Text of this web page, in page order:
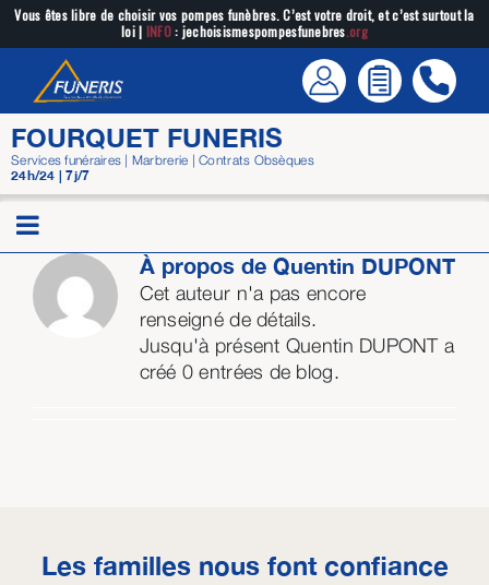
Passer
contenu
Vous êtes libre de choisir vos pompes funèbres. C’est votre droit, et c’est surtout la
loi | INFO: jechoisismespompesfunebres.org
FOURQUET FUNERIS
Services funéraires | Marbrerie | Contrats Obsèques
24h/24 | 7j/7
À propos de Quentin DUPONT
Cet auteur n'a pas encore
renseigné de détails.
Jusqu'à présent Quentin DUPONT a
créé 0 entrées de blog.
Les familles nous font confiance